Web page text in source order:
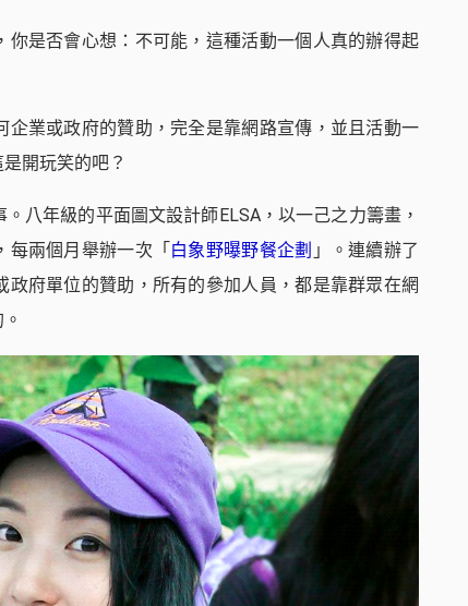
是否會心想：不可能，這種活動一個人真的辦得起
業或政府的贊助，完全是靠網路宣傳，並且活動一
開玩笑的吧？
八年級的平面圖文設計師ELSA，以一己之力籌畫，
每兩個月舉辦一次「 白象野曝野餐企劃 」。連續辦了
府單位的贊助，所有的參加人員，都是靠群眾在網